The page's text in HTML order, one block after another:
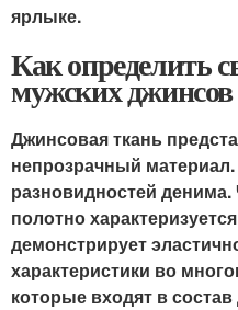
ярлыке.
Как определить
мужских джинсов
Джинсовая ткань
непрозрачный
разновидностей
полотно
демонстрирует
характеристики во
которые входят в